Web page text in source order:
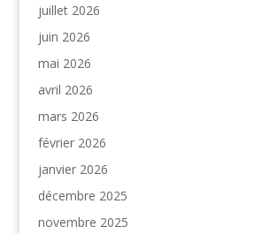
juillet 2026
juin 2026
mai 2026
avril 2026
mars 2026
février 2026
janvier 2026
décembre 2025
novembre 2025